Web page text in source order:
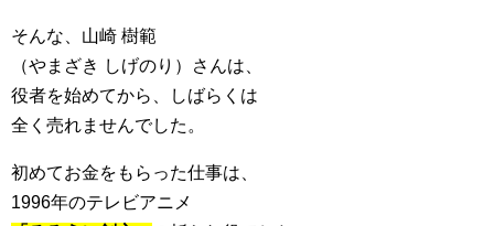
そんな、山崎 樹範
（やまざき しげのり）さんは、
役者を始めてから、しばらくは
全く売れませんでした。
初めてお金をもらった仕事は、
1996年のテレビアニメ